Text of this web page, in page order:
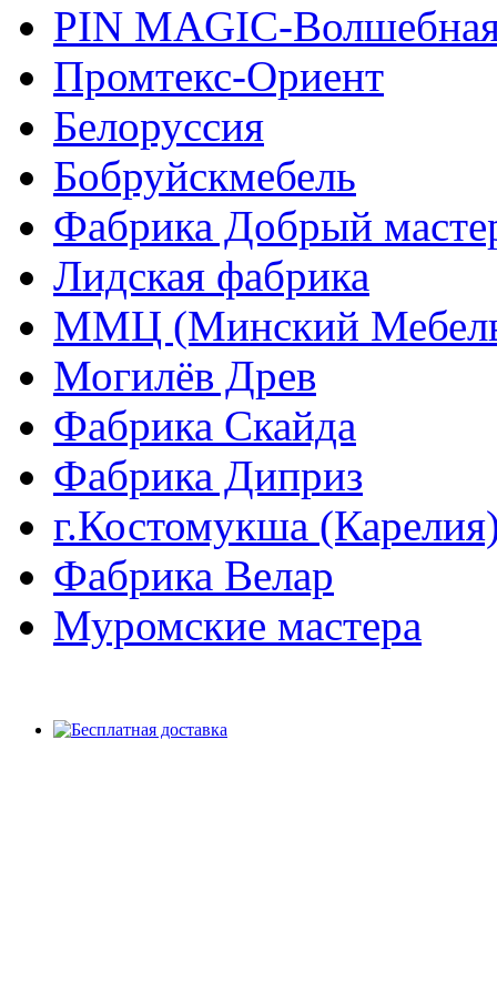
PIN MAGIС-
Промтекс-Ориент
Белоруссия
Бобруйскмебель
Фабрика Добрый
Лидская фабрика
ММЦ (Минский
Могилёв Древ
Фабрика Скайда
Фабрика Диприз
г.Костомукша
Фабрика Велар
Муромские мастера